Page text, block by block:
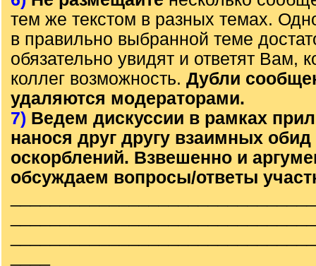
тем же текстом в разных темах.
в правильно выбранной теме
обязательно увидят и ответят Вам,
коллег возможность. Дубли
удаляются модераторами.
7) Ведем дискуссии в рамках
нанося друг другу взаимных обид
оскорблений. Взвешенно и
обсуждаем вопросы/ответы